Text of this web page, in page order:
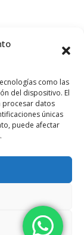
como las
del dispositivo. El
procesar datos
únicas
puede afectar
- Next